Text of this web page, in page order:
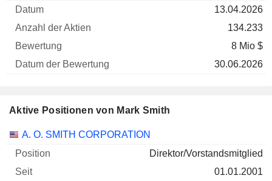
Unternehmen
Bewertung
13.04.2026
134.233
8 Mio $
30.06.2026
Aktive Positionen von Mark Smith
Unternehmen Position Beginn
A. O. SMITH CORPORATION
Direktor/Vorstandsmitglied
01.01.2001